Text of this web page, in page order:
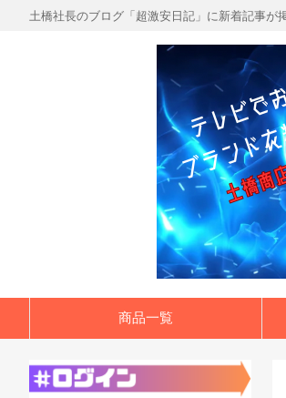
土橋社長のブログ「超激安日記」に新着記事が
商品一覧